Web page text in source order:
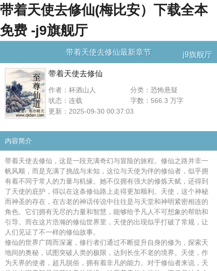
带着天使去修仙(梅比安）下载全本
免费 -j9旗舰厅
带着天使去修仙最新章节 j9旗舰厅
带着天使去修仙
作者：杯酒山人
分类：恐怖悬疑
状态：连载
字数：566.3 万字
更新：2025-09-30 00:37:03
内容简介
带着天使去修仙，这是一段充满奇幻与冒险的旅程。修仙之路并非一
帆风顺，而是充满了挑战与未知，这位与天使为伴的修仙者，似乎拥
有着不同于常人的力量与机缘。她不仅拥有强大的修炼天赋，还得到
了天使的庇护，得以在这条修仙路上走得更加顺利。天使，这个神秘
而神圣的存在，在古老的神话传说中往往是与天堂和神明紧密相连的
角色。它们拥有无尽的力量和智慧，能够给予凡人不可想象的帮助和
引导。而在这片浩瀚的修仙世界里，天使的出现似乎打破了常规，让
人们见证了不一样的修仙故事。
修仙的世界广阔而深邃，修行者们通过不断提升自身的修为，探索天
地间的奥秘，试图突破人类的极限，达到长生不老的境界。天使，作
为天界的使者，超凡脱俗，拥有着非凡的能力。对于修仙者来说，天